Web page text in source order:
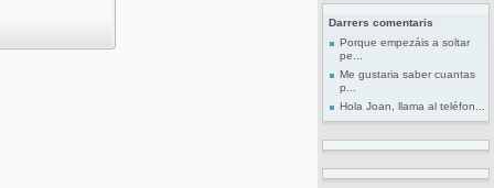
Darrers comentaris
Porque empezáis a soltar
pe...
Me gustaria saber cuantas
p...
Hola Joan, llama al teléfon...